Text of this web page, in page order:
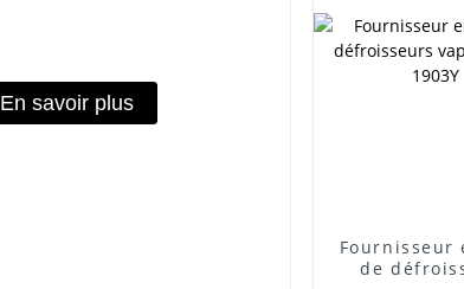
En savoir plus
Fournisseur
de